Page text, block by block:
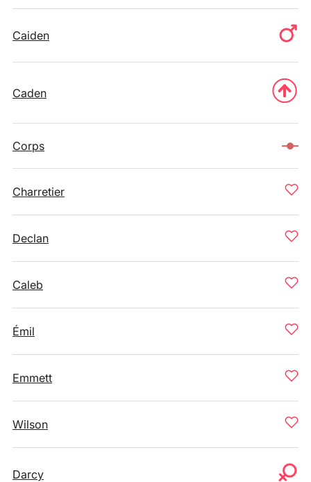
Caiden
Caden
Corps
Charretier
Declan
Caleb
Émil
Emmett
Wilson
Darcy